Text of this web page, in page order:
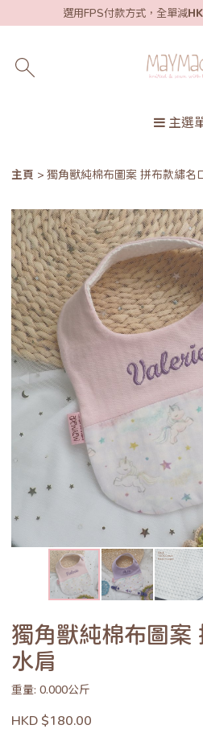
選用FPS付款方式，全單減
主選
主頁 獨角獸純棉布圖案 拼布款繡名
獨角獸純棉布圖案
水肩
重量: 0.000公斤
HKD $180.00